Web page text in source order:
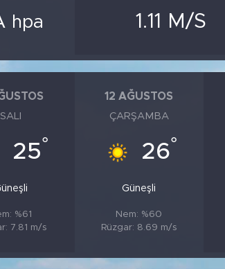
hpa 1.11 M/S
SALI
25°
%61
7.81 m/s
12 AĞUSTOS
ÇARŞAMBA
26°
Güneşli
Nem: %60
Rüzgar: 8.69 m/s